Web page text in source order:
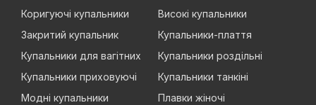
Коригуючі купальники
Високі купальники
Закритий купальник
Купальники-плаття
Купальники для вагітних
Купальники роздільні
Купальники приховуючі
Купальники танкіні
Модні купальники
Плавки жіночі